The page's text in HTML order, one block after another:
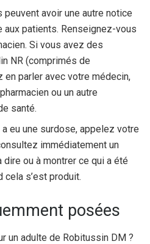
avoir une autre notice
aux patients. Renseignez-vous
Si vous avez des
NR (comprimés de
en parler avec votre médecin,
ou un autre
santé.
eu une surdose, appelez votre
immédiatement un
ou à montrer ce qui a été
cela s’est produit.
posées
un adulte de Robitussin DM ?